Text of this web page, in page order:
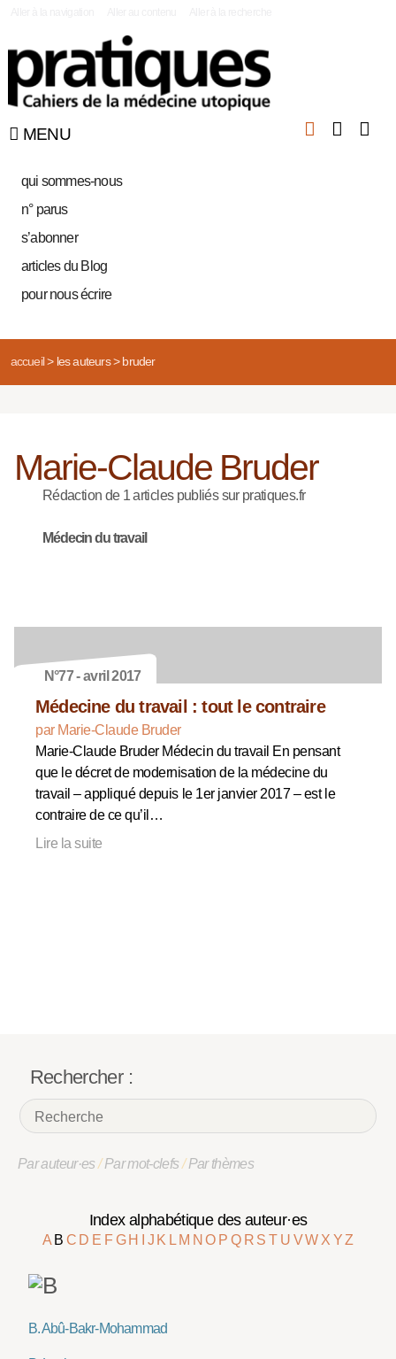
MENU
qui sommes-nous
n° parus
s’abonner
articles du Blog
pour nous écrire
accueil> les auteurs> bruder
Marie-Claude Bruder
Rédaction de 1 articles publiés sur pratiques.fr
Médecin du travail
N°77 - avril 2017
Médecine du travail : tout le contraire
par Marie-Claude Bruder
Marie-Claude Bruder Médecin du travail En pensant
que le décret de modernisation de la médecine du
travail – appliqué depuis le 1er janvier 2017 – est le
contraire de ce qu’il…
Lire la suite
Rechercher :
Par auteur·es/Par mot-clefs/Par thèmes
Index alphabétique des auteur·es
A B C D E F G H J K L M NO P Q R ST U VW X YZ
B. Abû-Bakr-Mohammad